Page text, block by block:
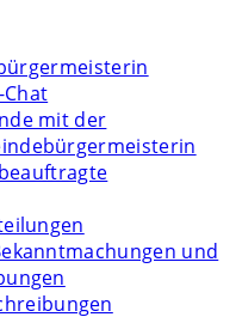
mit der
und